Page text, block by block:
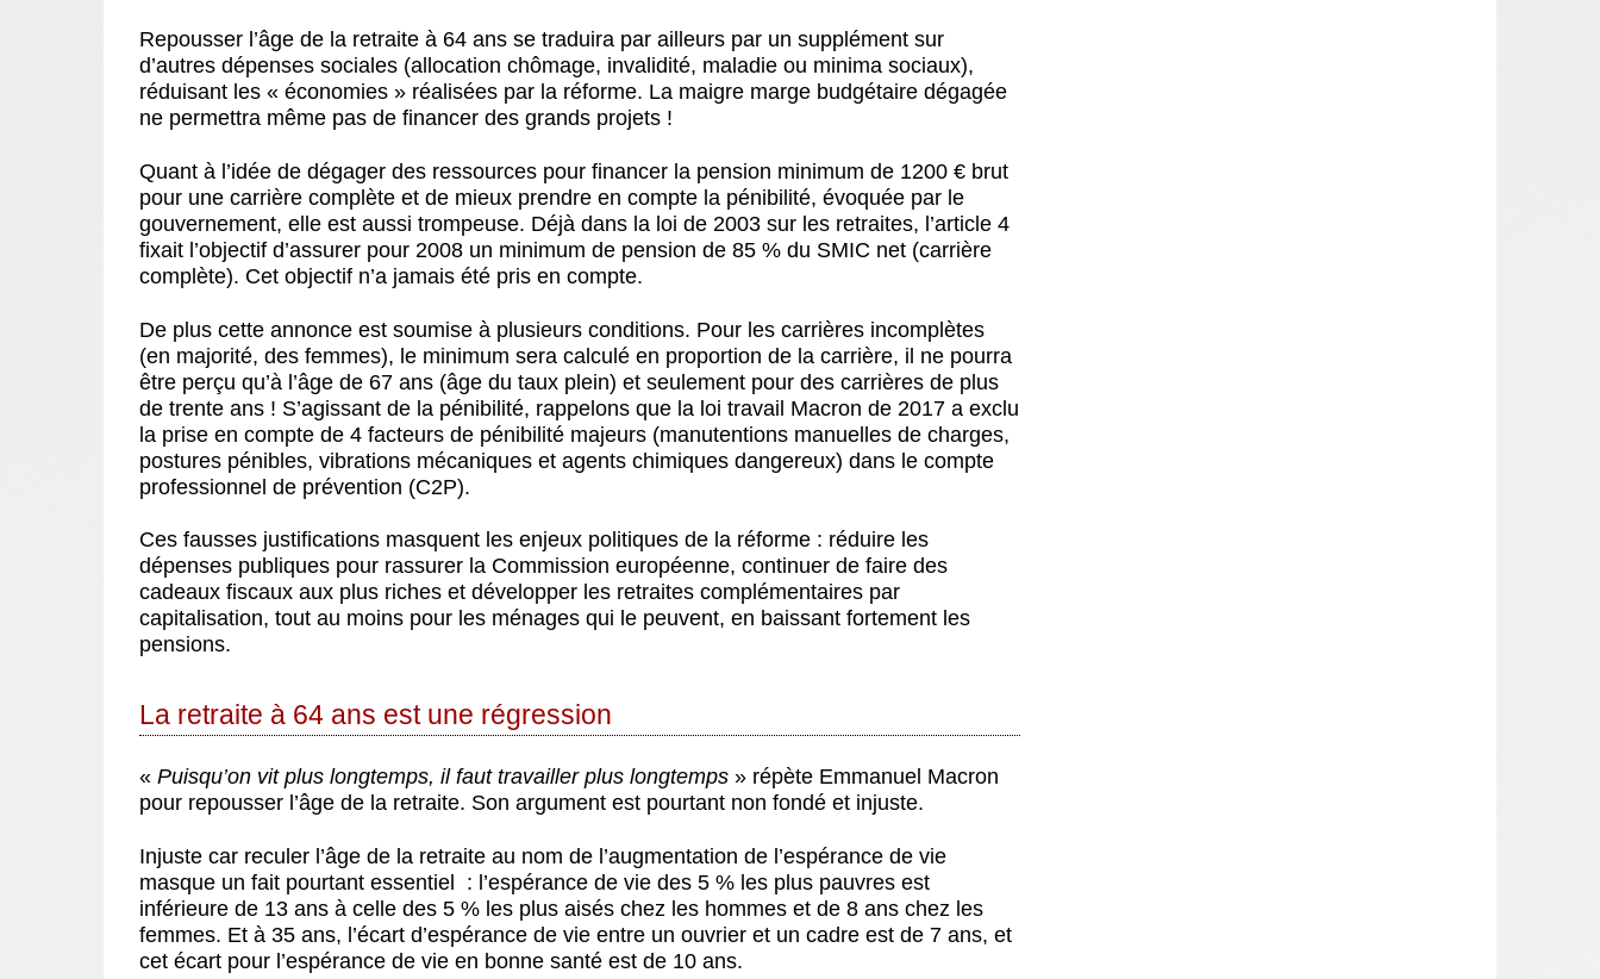
Repousser l’âge de la retraite à 64 ans se traduira par ailleurs par un supplément sur
d’autres dépenses sociales (allocation chômage, invalidité, maladie ou minima sociaux),
réduisant les « économies » réalisées par la réforme. La maigre marge budgétaire dégagée
ne permettra même pas de financer des grands projets !
Quant à l’idée de dégager des ressources pour financer la pension minimum de 1200 € brut
pour une carrière complète et de mieux prendre en compte la pénibilité, évoquée par le
gouvernement, elle est aussi trompeuse. Déjà dans la loi de 2003 sur les retraites, l’article 4
fixait l’objectif d’assurer pour 2008 un minimum de pension de 85 % du SMIC net (carrière
complète). Cet objectif n’a jamais été pris en compte.
De plus cette annonce est soumise à plusieurs conditions. Pour les carrières incomplètes
(en majorité, des femmes), le minimum sera calculé en proportion de la carrière, il ne pourra
être perçu qu’à l’âge de 67 ans (âge du taux plein) et seulement pour des carrières de plus
de trente ans ! S’agissant de la pénibilité, rappelons que la loi travail Macron de 2017 a exclu
la prise en compte de 4 facteurs de pénibilité majeurs (manutentions manuelles de charges,
postures pénibles, vibrations mécaniques et agents chimiques dangereux) dans le compte
professionnel de prévention (C2P).
Ces fausses justifications masquent les enjeux politiques de la réforme : réduire les
dépenses publiques pour rassurer la Commission européenne, continuer de faire des
cadeaux fiscaux aux plus riches et développer les retraites complémentaires par
capitalisation, tout au moins pour les ménages qui le peuvent, en baissant fortement les
pensions.
La retraite à 64 ans est une régression
« Puisqu’on vit plus longtemps, il faut travailler plus longtemps » répète Emmanuel Macron
pour repousser l’âge de la retraite. Son argument est pourtant non fondé et injuste.
Injuste car reculer l’âge de la retraite au nom de l’augmentation de l’espérance de vie
masque un fait pourtant essentiel : l’espérance de vie des 5 % les plus pauvres est
inférieure de 13 ans à celle des 5 % les plus aisés chez les hommes et de 8 ans chez les
femmes. Et à 35 ans, l’écart d’espérance de vie entre un ouvrier et un cadre est de 7 ans, et
cet écart pour l’espérance de vie en bonne santé est de 10 ans.